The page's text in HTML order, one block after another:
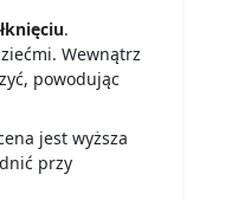
.
Wewnątrz
powodując
jest wyższa
przy